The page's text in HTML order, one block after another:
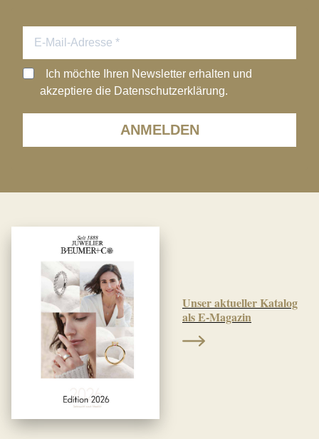
ANMELDEN
Ich möchte Ihren Newsletter erhalten und
akzeptiere die Datenschutzerklärung.
Unser aktueller Katalog
als E-Magazin